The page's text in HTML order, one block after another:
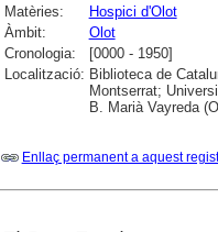
Matèries:
Hospici d'Olot
Àmbit:
Olot
Cronologia:
[0000 - 1950]
Localització: Biblioteca de
Montserrat;
B. Marià Vayreda
Enllaç permanent a aquest